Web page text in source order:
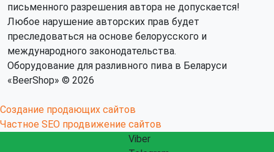
письменного разрешения автора не допускается!
Любое нарушение авторских прав будет
преследоваться на основе белорусского и
международного законодательства.
Оборудование для разливного пива в Беларуси
«BeerShop» © 2026
Создание продающих сайтов
Частное SEO продвижение сайтов
Viber